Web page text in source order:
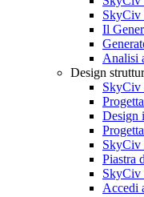
SkyCiv
Il
Analisi
Design
SkyCiv
Design
SkyCiv
Piastra
SkyCiv
Accedi